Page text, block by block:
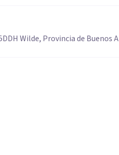
Wilde, Provincia de Buenos